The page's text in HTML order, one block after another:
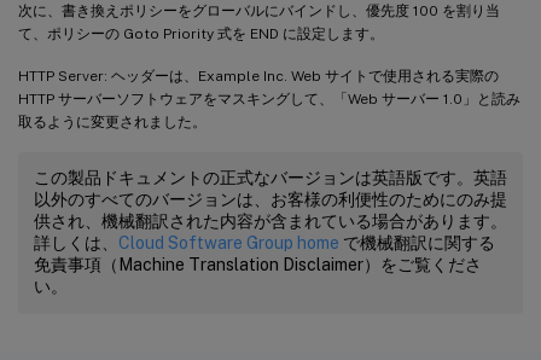
次に、書き換えポリシーをグローバルにバインドし、優先度 100 を割り当
て、ポリシーの Goto Priority 式を END に設定します。
HTTP Server: ヘッダーは、Example Inc. Web サイトで使用される実際の
HTTP サーバーソフトウェアをマスキングして、「Web サーバー 1.0」と読み
取るように変更されました。
この製品ドキュメントの正式なバージョンは英語版です。英語
以外のすべてのバージョンは、お客様の利便性のためにのみ提
供され、機械翻訳された内容が含まれている場合があります。
詳しくは、 Cloud Software Group home で機械翻訳に関する
免責事項（Machine Translation Disclaimer）をご覧くださ
い。